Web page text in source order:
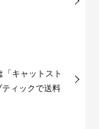
キャットスト
ィックで送料